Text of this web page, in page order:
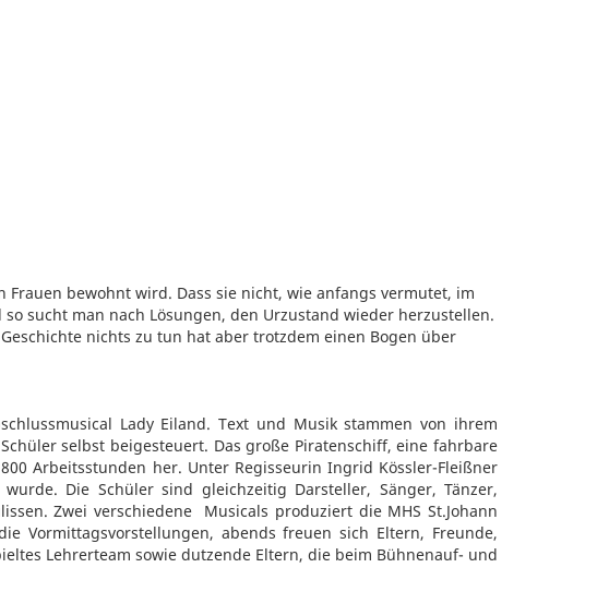
bewohnt wird. Dass sie nicht, wie anfangs vermutet, im
sucht man nach Lösungen, den Urzustand wieder herzustellen.
nichts zu tun hat aber trotzdem einen Bogen über
Lady Eiland. Text und Musik stammen von ihrem
selbst beigesteuert. Das große Piratenschiff, eine fahrbare
Arbeitsstunden her. Unter Regisseurin Ingrid Kössler-Fleißner
Die Schüler sind gleichzeitig Darsteller, Sänger, Tänzer,
Zwei verschiedene Musicals produziert die MHS St.Johann
Vormittagsvorstellungen, abends freuen sich Eltern, Freunde,
Lehrerteam sowie dutzende Eltern, die beim Bühnenauf- und